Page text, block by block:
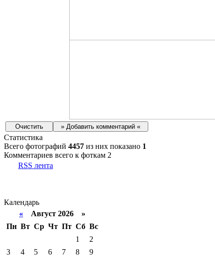
Статистика
Всего фотографий 4457 из них показано 1
Комментариев всего к фоткам 2
RSS лента
Календарь
« Август 2026 »
Пн Вт Ср Чт Пт Сб Вс
1
2
3
4 5 6 7 8 9